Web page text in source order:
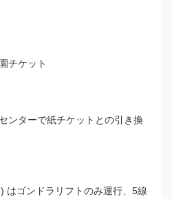
チケット
ンターで紙チケットとの引き換
はゴンドラリフトのみ運行、5線